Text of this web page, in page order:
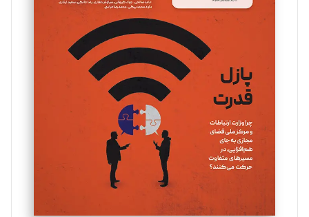
مینا پاکدل
یسنا امان‌پور
تحریریه
ملینا جعفری
تحریریه
مصطفی مسجدی آرانی